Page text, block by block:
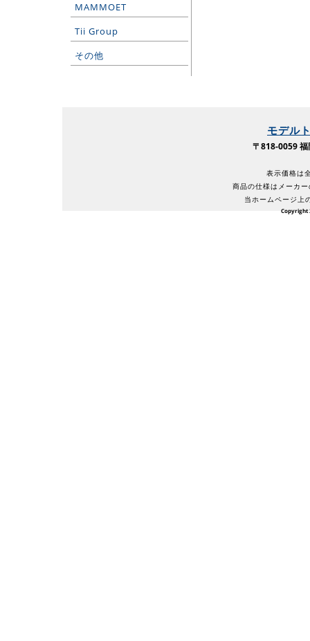
MAMMOET
Tii Group
その他
モデル
〒818-0059
表示価格は
商品の仕様はメーカ
当ホームページ上
Copyright